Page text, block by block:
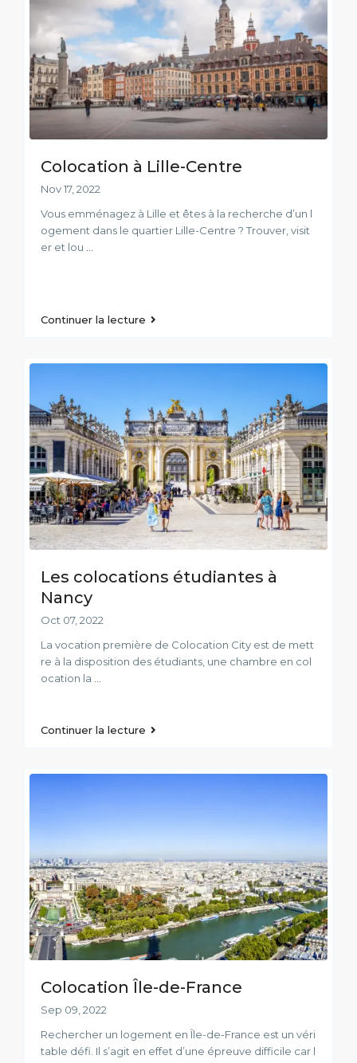
Colocation à Lille-Centre
Nov 17, 2022
Vous emménagez à Lille et êtes à la recherche d’un l
ogement dans le quartier Lille-Centre ? Trouver, visit
er et lou
Continuer la lecture
Les colocations étudiantes à
Nancy
Oct 07, 2022
La vocation première de Colocation City est de mett
re à la disposition des étudiants, une chambre en col
ocation la
Continuer la lecture
Colocation Île-de-France
Sep 09, 2022
Rechercher un logement en Île-de-France est un véri
table défi. Il s’agit en effet d’une épreuve difficile car l